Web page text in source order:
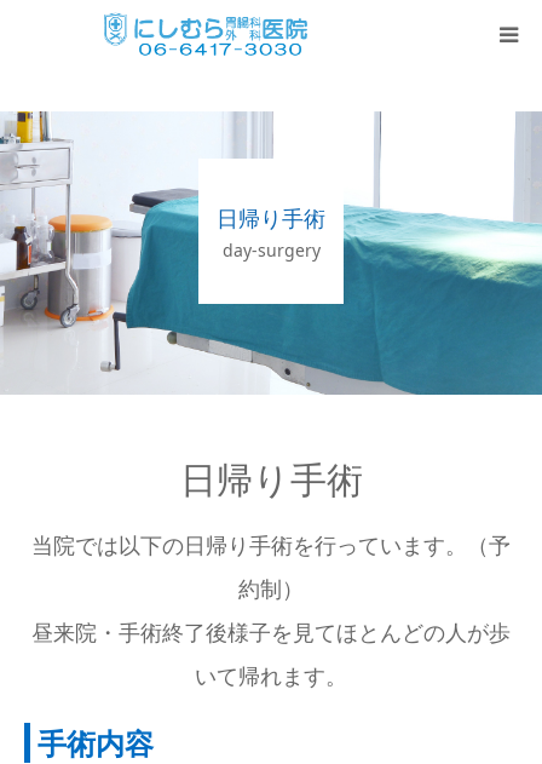
日帰り手術
day-surgery
日帰り手術
当院では以下の日帰り手術を行っています。（予
約制）
昼来院・手術終了後様子を見てほとんどの人が歩
いて帰れます。
手術内容
診療内容・時間
日帰り手術
胃・内視鏡検査